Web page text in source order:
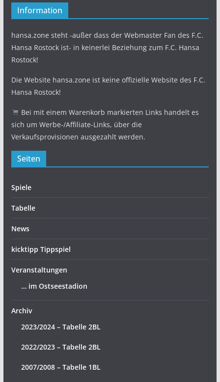
Information
hansa.zone steht -außer dass der Webmaster Fan des F.C.
Hansa Rostock ist- in keinerlei Beziehung zum F.C. Hansa
Rostock!
Die Website hansa.zone ist keine offizielle Website des F.C.
Hansa Rostock!
Bei mit einem Warenkorb markierten Links handelt es
sich um Werbe-/Affiliate-Links, über die
Verkaufsprovisionen ausgezahlt werden.
Seiten
Spiele
Tabelle
News
kicktipp Tippspiel
Veranstaltungen
… im Ostseestadion
Archiv
2023/2024 – Tabelle 2BL
2022/2023 – Tabelle 2BL
2007/2008 – Tabelle 1BL